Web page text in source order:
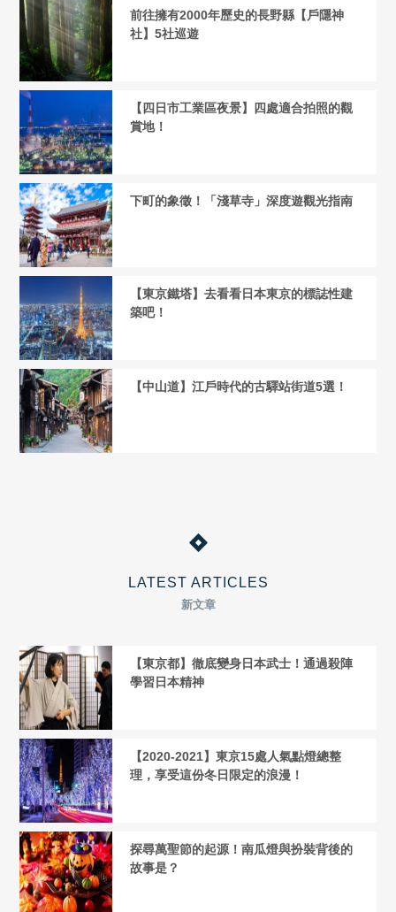
前往擁有2000年歷史的長野縣【戶隱神
社】5社巡遊
【四日市工業區夜景】四處適合拍照的觀
賞地！
下町的象徵！「淺草寺」深度遊觀光指南
【東京鐵塔】去看看日本東京的標誌性建
築吧！
【中山道】江戶時代的古驛站街道5選！
LATEST ARTICLES
新文章
【東京都】徹底變身日本武士！通過殺陣
學習日本精神
【2020-2021】東京15處人氣點燈總整
理，享受這份冬日限定的浪漫！
探尋萬聖節的起源！南瓜燈與扮裝背後的
故事是？